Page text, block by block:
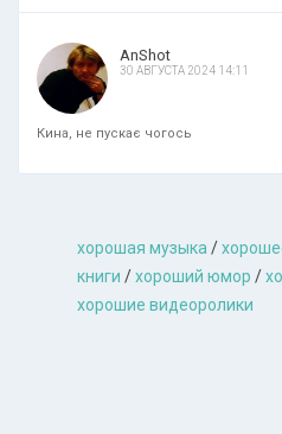
AnShot
30 АВГУСТА 2024 14:11
Кина, не пускає чогось
хорошая музыкa/
книги /хороший юмор /
хорошие видеоролики